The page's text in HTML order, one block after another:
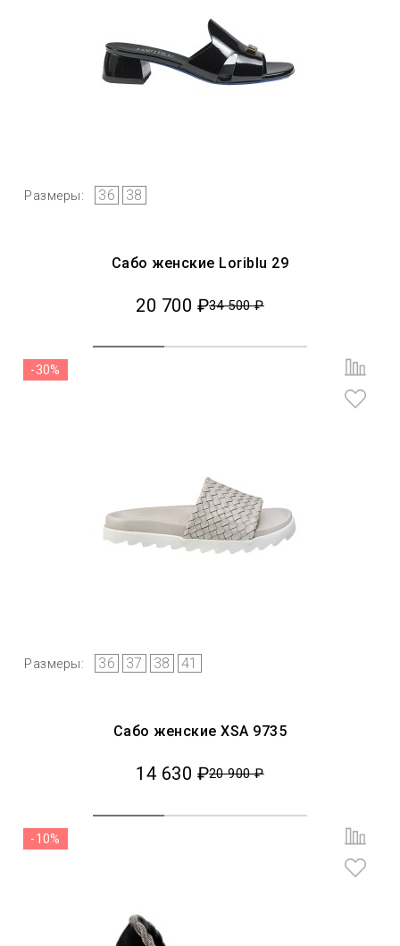
Размеры: 36 38
Сабо женские Loriblu 29
20 700 ₽34 500 ₽
Размеры: 36 37 38 41
-30%
Сaбо женские XSA 9735
14 630 ₽20 900 ₽
-10%